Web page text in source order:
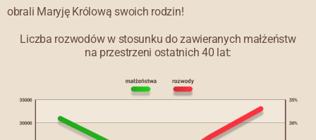
obrali Maryję Królową swoich rodzin!
Liczba rozwodów w stosunku do zawieranych małżeństw
na przestrzeni ostatnich 40 lat: